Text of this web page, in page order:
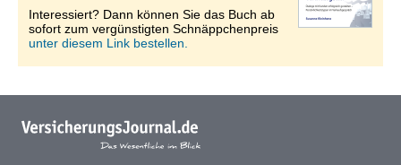
Interessiert? Dann können Sie das Buch ab
sofort zum vergünstigten Schnäppchenpreis
unter diesem Link bestellen.